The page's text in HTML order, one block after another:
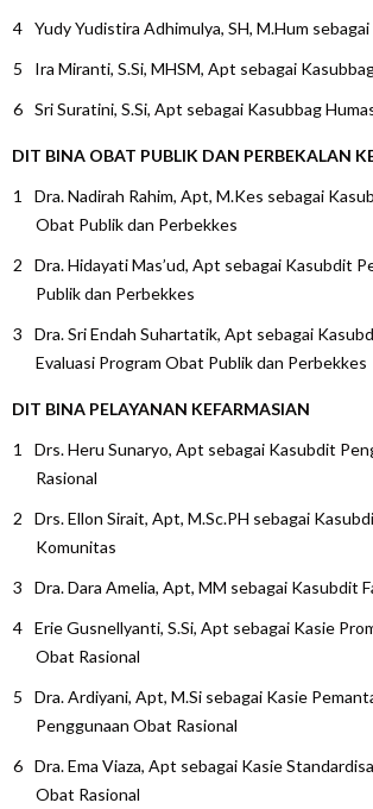
Yudy Yudistira Adhimulya, SH, M.Hum
Ira Miranti, S.Si, MHSM, Apt sebagai
Sri Suratini, S.Si, Apt sebagai Kasubbag
DIT BINA OBAT PUBLIK DAN PERBEKALAN
Dra. Nadirah Rahim, Apt, M.Kes sebagai
Obat Publik dan Perbekkes
Dra. Hidayati Mas’ud, Apt sebagai Kasubdit
Publik dan Perbekkes
Dra. Sri Endah Suhartatik, Apt sebagai
Evaluasi Program Obat Publik dan Perbekkes
DIT BINA PELAYANAN KEFARMASIAN
Drs. Heru Sunaryo, Apt sebagai Kasubdit
Rasional
Drs. Ellon Sirait, Apt, M.Sc.PH sebagai
Komunitas
Dra. Dara Amelia, Apt, MM sebagai Kasubdit
Erie Gusnellyanti, S.Si, Apt sebagai Kasie
Obat Rasional
Dra. Ardiyani, Apt, M.Si sebagai Kasie
Penggunaan Obat Rasional
Dra. Ema Viaza, Apt sebagai Kasie
Obat Rasional